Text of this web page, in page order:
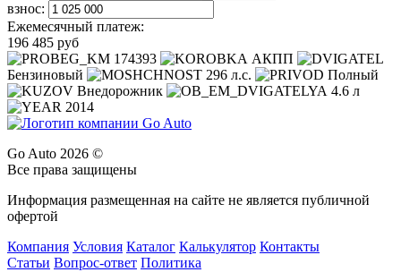
взнос:
Ежемесячный платеж:
196 485 руб
174393
АКПП
Бензиновый
296 л.с.
Полный
Внедорожник
4.6 л
2014
Go Auto 2026 ©
Все права защищены
Информация размещенная на сайте не является публичной
офертой
Компания Условия Каталог Калькулятор Контакты
Статьи Вопрос-ответ Политика